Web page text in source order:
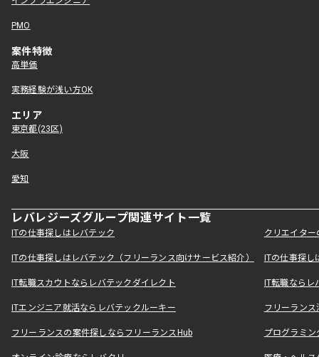
PMO
案件特徴
高単価
実務経験が浅い方OK
エリア
東京都(23区)
大阪
愛知
レバレジーズグループ関連サイト一覧
ITの仕事探しはレバテック クリエイタ
ITの仕事探しはレバテック（フリーランス向けサービス紹介） ITの仕事探
IT転職スカウトならレバテックダイレクト IT転職なら
ITエンジニア就活ならレバテックルーキー フリーラン
フリーランスの案件探しならフリーランスHub プログラミ